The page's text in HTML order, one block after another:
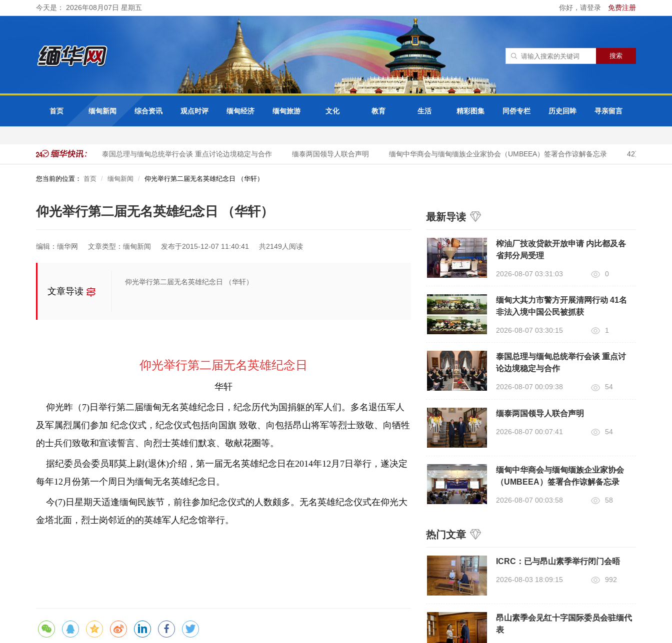
今天是： 2026年08月07日 星期五 你好，请登录 免费注册
首页 缅甸新闻 综合资讯 观点时评 缅甸经济 缅甸旅游 文化 教育 生活 精彩图集 同侨专栏 历史回眸 寻亲留言
法入境中国公民被抓获 泰国总理与缅甸总统举行会谈 重点讨论边境稳定与合作 缅泰两国领导人联合声明 缅甸中华商会与缅甸缅族企业家协会（UMBEEA）签署合作谅解备忘录 42万多名国际
您当前的位置： 首页 缅甸新闻 仰光举行第二届无名英雄纪念日 （华轩）
仰光举行第二届无名英雄纪念日 （华轩）
编辑：缅华网 文章类型：缅甸新闻 发布于2015-12-07 11:40:41 共2149人阅读
文章导读
仰光举行第二届无名英雄纪念日 （华轩）
仰光举行第二届无名英雄纪念日
华轩
仰光昨（7)日举行第二届缅甸无名英雄纪念日，纪念历代为国捐躯的军人们。多名退伍军人
及军属烈属们参加 纪念仪式，纪念仪式包括向国旗 致敬、向包括昂山将军等烈士致敬、向牺牲
的士兵们致敬和宣读誓言、向烈士英雄们默哀、敬献花圈等。
据纪委员会委员耶莫上尉(退休)介绍，第一届无名英雄纪念日在2014年12月7日举行，遂决定
每年12月份第一个周日为缅甸无名英雄纪念日。
今(7)日星期天适逢缅甸民族节，前往参加纪念仪式的人数颇多。无名英雄纪念仪式在仰光大
金塔北面，烈士岗邻近的的英雄军人纪念馆举行。
最新导读
榨油厂技改贷款开放申请 内比都及各
省邦分局受理
2026-08-07 03:31:03 0
缅甸大其力市警方开展清网行动 41名
非法入境中国公民被抓获
2026-08-07 03:30:15 1
泰国总理与缅甸总统举行会谈 重点讨
论边境稳定与合作
2026-08-07 00:09:38 54
缅泰两国领导人联合声明
2026-08-07 00:07:41 54
缅甸中华商会与缅甸缅族企业家协会
（UMBEEA）签署合作谅解备忘录
2026-08-07 00:03:58 58
热门文章
ICRC：已与昂山素季举行闭门会晤
2026-08-03 18:09:15 992
昂山素季会见红十字国际委员会驻缅代
表